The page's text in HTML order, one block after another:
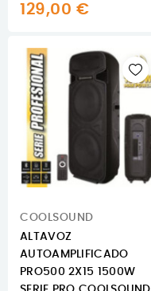
129,00 €
COOLSOUND
ALTAVOZ
AUTOAMPLIFICADO
PRO500 2X15 1500W